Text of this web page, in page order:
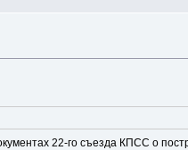
22-го съезда КПСС о